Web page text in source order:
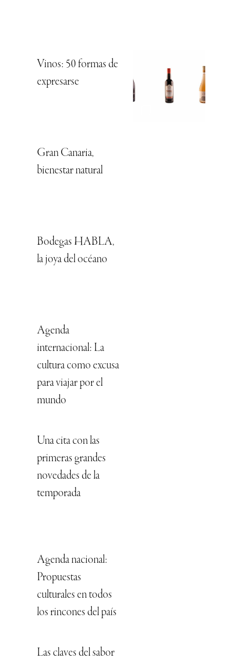
Vinos: 50 formas de
expresarse
Gran Canaria,
bienestar natural
Bodegas HABLA,
la joya del océano
Agenda
internacional: La
cultura como excusa
para viajar por el
mundo
Una cita con las
primeras grandes
novedades de la
temporada
Agenda nacional:
Propuestas
culturales en todos
los rincones del país
Las claves del sabor